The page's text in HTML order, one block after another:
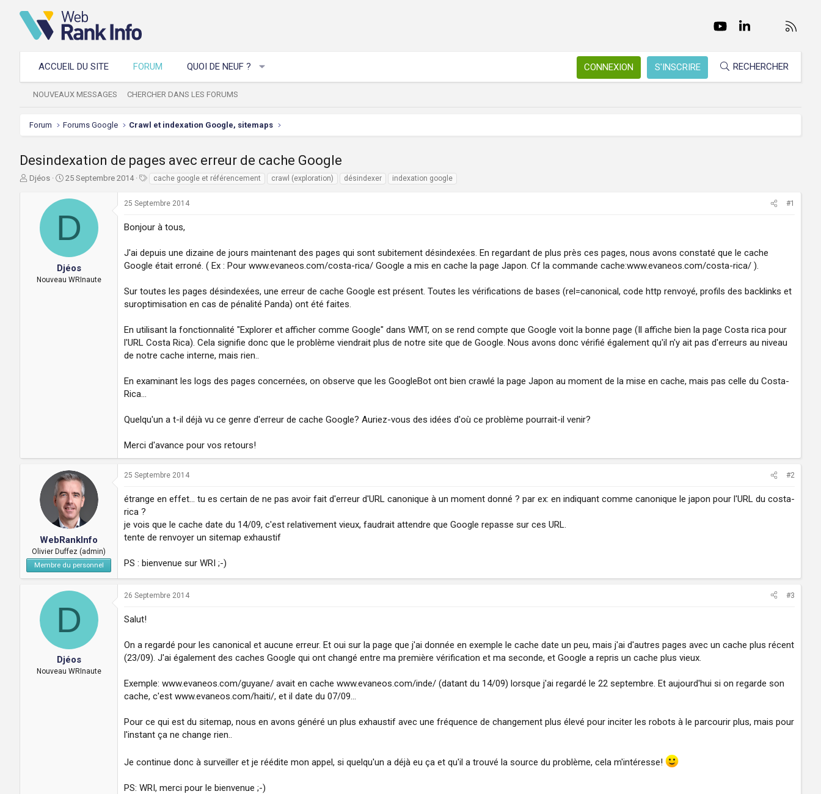
FacebookTwitter youtubeLinkedInNous
ACCUEIL DU SITE FORUM QUOI DE NEUF ? CONNEXION S'INSCRIRE RECHERCHER
NOUVEAUX MESSAGES CHERCHER DANS LES FORUMS
Forum Forums Google Crawl et indexation Google, sitemaps
Desindexation de pages avec erreur de cache Google
A
Djéos
D
t
d
é
b
u
25 Septembre 2014
g
cache google et référencement crawl (exploration) désindexer indexation google
D
Djéos
Nouveau WRInaute
25 Septembre 2014 #1
Bonjour à tous,
J'ai depuis une dizaine de jours maintenant des pages qui sont subitement désindexées. En regardant de plus près ces pages, nous avons constaté que le cache
Google était erroné. ( Ex : Pour www.evaneos.com/costa-rica/ Google a mis en cache la page Japon. Cf la commande cache:www.evaneos.com/costa-rica/ ).
Sur toutes les pages désindexées, une erreur de cache Google est présent. Toutes les vérifications de bases (rel=canonical, code http renvoyé, profils des backlinks et
suroptimisation en cas de pénalité Panda) ont été faites.
En utilisant la fonctionnalité "Explorer et afficher comme Google" dans WMT, on se rend compte que Google voit la bonne page (Il affiche bien la page Costa rica pour
l'URL Costa Rica). Cela signifie donc que le problème viendrait plus de notre site que de Google. Nous avons donc vérifié également qu'il n'y ait pas d'erreurs au niveau
de notre cache interne, mais rien..
En examinant les logs des pages concernées, on observe que les GoogleBot ont bien crawlé la page Japon au moment de la mise en cache, mais pas celle du Costa-
Rica...
Quelqu'un a t-il déjà vu ce genre d'erreur de cache Google? Auriez-vous des idées d'où ce problème pourrait-il venir?
Merci d'avance pour vos retours!
WebRankInfo
Olivier Duffez (admin)
Membre du personnel
25 Septembre 2014 #2
étrange en effet... tu es certain de ne pas avoir fait d'erreur d'URL canonique à un moment donné ? par ex: en indiquant comme canonique le japon pour l'URL du costa-
rica ?
je vois que le cache date du 14/09, c'est relativement vieux, faudrait attendre que Google repasse sur ces URL.
tente de renvoyer un sitemap exhaustif
PS : bienvenue sur WRI ;-)
D
Djéos
Nouveau WRInaute
26 Septembre 2014 #3
Salut!
On a regardé pour les canonical et aucune erreur. Et oui sur la page que j'ai donnée en exemple le cache date un peu, mais j'ai d'autres pages avec un cache plus récent
(23/09). J'ai également des caches Google qui ont changé entre ma première vérification et ma seconde, et Google a repris un cache plus vieux.
Exemple: www.evaneos.com/guyane/ avait en cache www.evaneos.com/inde/ (datant du 14/09) lorsque j'ai regardé le 22 septembre. Et aujourd'hui si on regarde son
cache, c'est www.evaneos.com/haiti/, et il date du 07/09...
Pour ce qui est du sitemap, nous en avons généré un plus exhaustif avec une fréquence de changement plus élevé pour inciter les robots à le parcourir plus, mais pour
l'instant ça ne change rien..
Je continue donc à surveiller et je réédite mon appel, si quelqu'un a déjà eu ça et qu'il a trouvé la source du problème, cela m'intéresse!
PS: WRI, merci pour le bienvenue ;-)